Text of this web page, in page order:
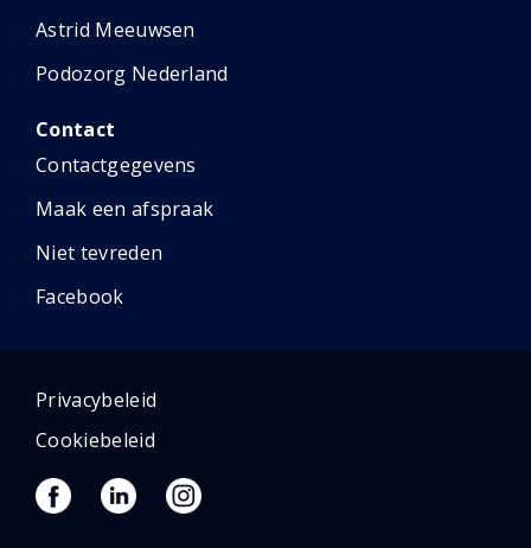
Astrid Meeuwsen
Podozorg Nederland
Contact
Contactgegevens
Maak een afspraak
Niet tevreden
Facebook
Privacybeleid
Cookiebeleid